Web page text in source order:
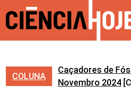
COLUNA
Caçadores de
Novembro 2024